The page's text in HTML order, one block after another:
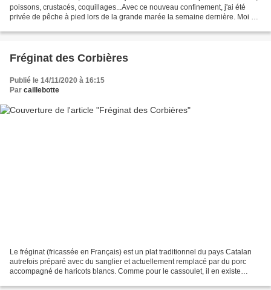
poissons, crustacés, coquillages...Avec ce nouveau confinement, j'ai été
privée de pêche à pied lors de la grande marée la semaine dernière. Moi qui
Fréginat des Corbières
Publié le 14/11/2020 à 16:15
Par caillebotte
Le fréginat (fricassée en Français) est un plat traditionnel du pays Catalan
autrefois préparé avec du sanglier et actuellement remplacé par du porc
accompagné de haricots blancs. Comme pour le cassoulet, il en existe